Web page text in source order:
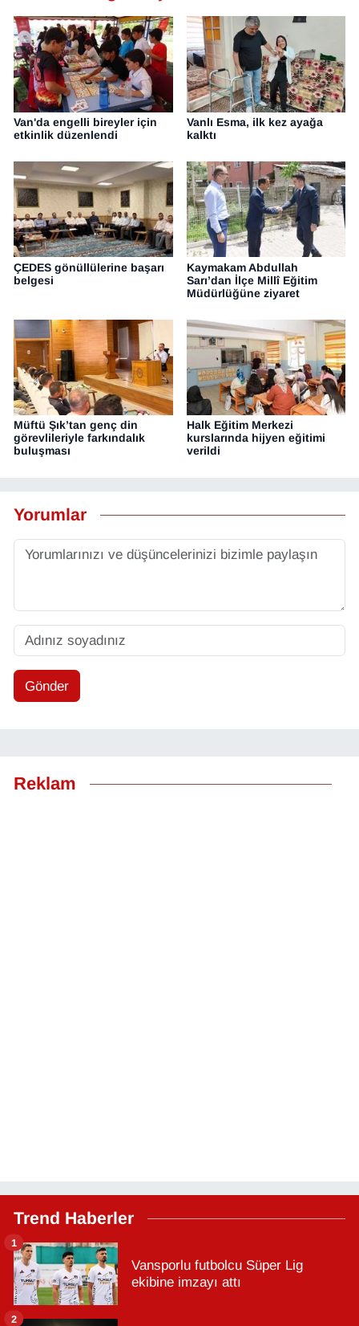
Van'da engelli bireyler için
etkinlik düzenlendi
Vanlı Esma, ilk kez ayağa
kalktı
ÇEDES gönüllülerine başarı
belgesi
Kaymakam Abdullah
Sarı’dan İlçe Millî Eğitim
Müdürlüğüne ziyaret
Müftü Şık’tan genç din
görevlileriyle farkındalık
buluşması
Halk Eğitim Merkezi
kurslarında hijyen eğitimi
verildi
Yorumlar
Gönder
Reklam
Trend Haberler
Vansporlu futbolcu Süper Lig
ekibine imzayı attı
1
2